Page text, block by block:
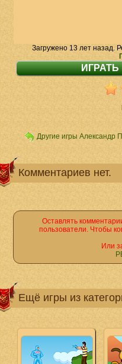
Загружено 13 лет назад.
Другие игры Александр
Комментариев нет.
Оставлять
пользователи. Чтобы
Или
Ещё игры из